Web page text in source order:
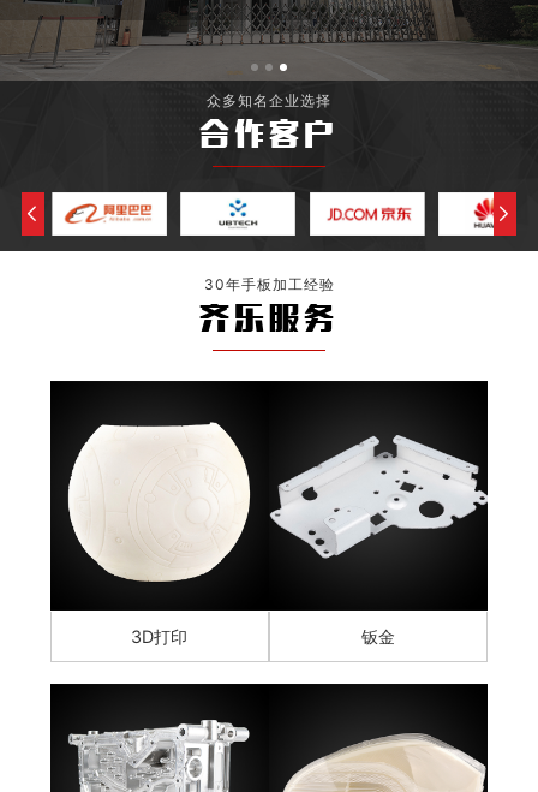
众多知名企业选择
合作客户
30年手板加工经验
齐乐服务
3D打印 钣金